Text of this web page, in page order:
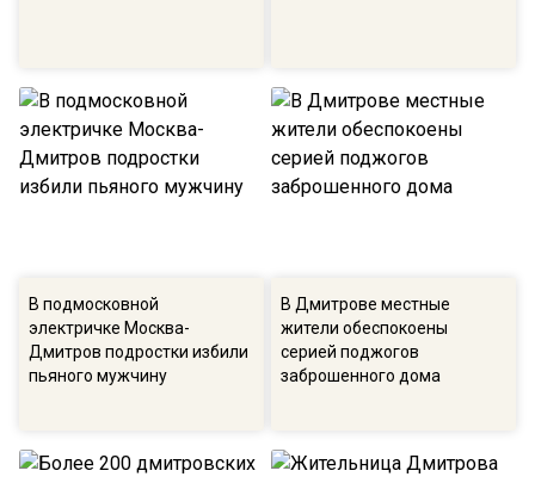
В подмосковной
электричке Москва-
Дмитров подростки избили
пьяного мужчину
В Дмитрове местные
жители обеспокоены
серией поджогов
заброшенного дома